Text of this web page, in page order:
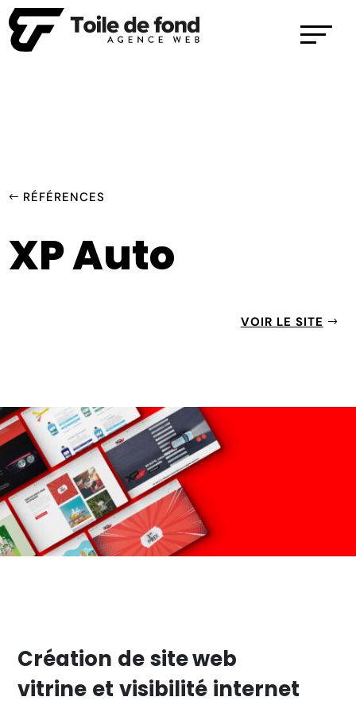
RÉFÉRENCES
XP Auto
VOIR LE SITE
Création de site web
vitrine et visibilité internet